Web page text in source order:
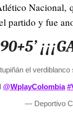
Nacional,
partido y fue
el
@WplayColombia
— Deportivo